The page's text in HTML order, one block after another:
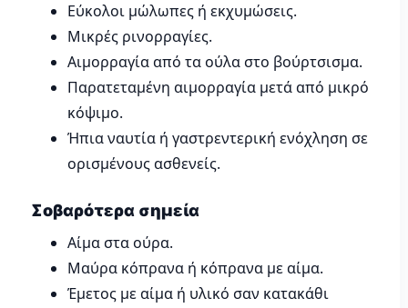
Εύκολοι μώλωπες ή εκχυμώσεις.
Μικρές ρινορραγίες.
Αιμορραγία από τα ούλα στο βούρτσισμα.
Παρατεταμένη αιμορραγία μετά από μικρό
κόψιμο.
Ήπια ναυτία ή γαστρεντερική ενόχληση σε
ορισμένους ασθενείς.
Σοβαρότερα σημεία
Αίμα στα ούρα.
Μαύρα κόπρανα ή κόπρανα με αίμα.
Έμετος με αίμα ή υλικό σαν κατακάθι